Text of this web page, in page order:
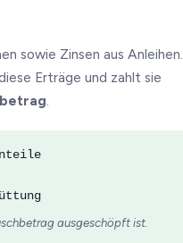
sowie Zinsen aus Anleihen.
Erträge und zahlt sie
.
ausgeschöpft ist.